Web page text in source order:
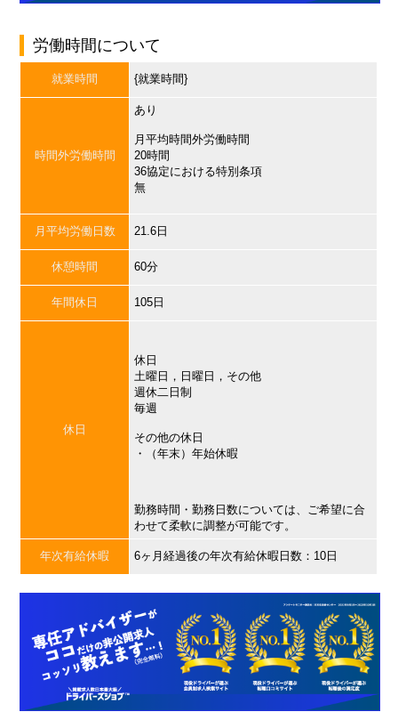
労働時間について
就業時間 {就業時間}
時間外労働時間
あり
月平均時間外労働時間
20時間
36協定における特別条項
無
月平均労働日数 21.6日
休憩時間 60分
年間休日 105日
休日
休日
土曜日，日曜日，その他
週休二日制
毎週
その他の休日
・（年末）年始休暇
勤務時間・勤務日数については、ご希望に合
わせて柔軟に調整が可能です。
年次有給休暇 6ヶ月経過後の年次有給休暇日数：10日